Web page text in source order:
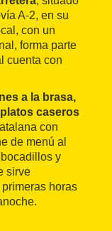
A-2, en su
con un
forma parte
cuenta con
a la brasa,
platos caseros
con
de menú al
y
sirve
horas